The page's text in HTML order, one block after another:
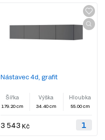
Nástavec 4d, grafit
Šířka
179.20 cm
Výška
34.40 cm
Hloubka
55.00 cm
3 543 Kč